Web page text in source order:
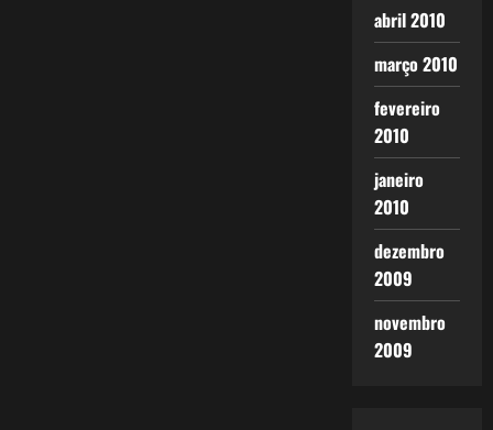
abril 2010
março 2010
fevereiro
2010
janeiro
2010
dezembro
2009
novembro
2009